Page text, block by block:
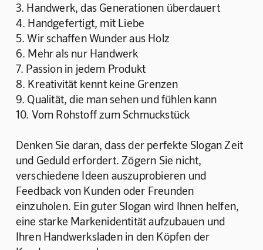
3. Handwerk, das Generationen überdauert
4. Handgefertigt, mit Liebe
5. Wir schaffen Wunder aus Holz
6. Mehr als nur Handwerk
7. Passion in jedem Produkt
8. Kreativität kennt keine Grenzen
9. Qualität, die man sehen und fühlen kann
10. Vom Rohstoff zum Schmuckstück
Denken Sie daran, dass der perfekte Slogan Zeit
und Geduld erfordert. Zögern Sie nicht,
verschiedene Ideen auszuprobieren und
Feedback von Kunden oder Freunden
einzuholen. Ein guter Slogan wird Ihnen helfen,
eine starke Markenidentität aufzubauen und
Ihren Handwerksladen in den Köpfen der